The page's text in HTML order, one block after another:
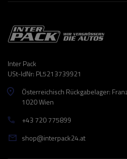
Inter Pack
USt-IdNr: PL5213739921
Österreichisch Rückgabelager:
1020 Wien
+43 720 775899
shop@interpack24.at